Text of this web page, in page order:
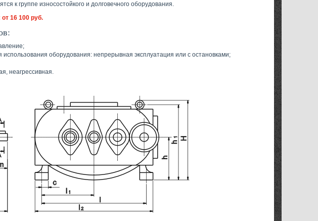
к группе износостойкого и долговечного оборудования.
от 16 100 руб.
оборудования: непрерывная эксплуатация или с остановками;
неагрессивная.